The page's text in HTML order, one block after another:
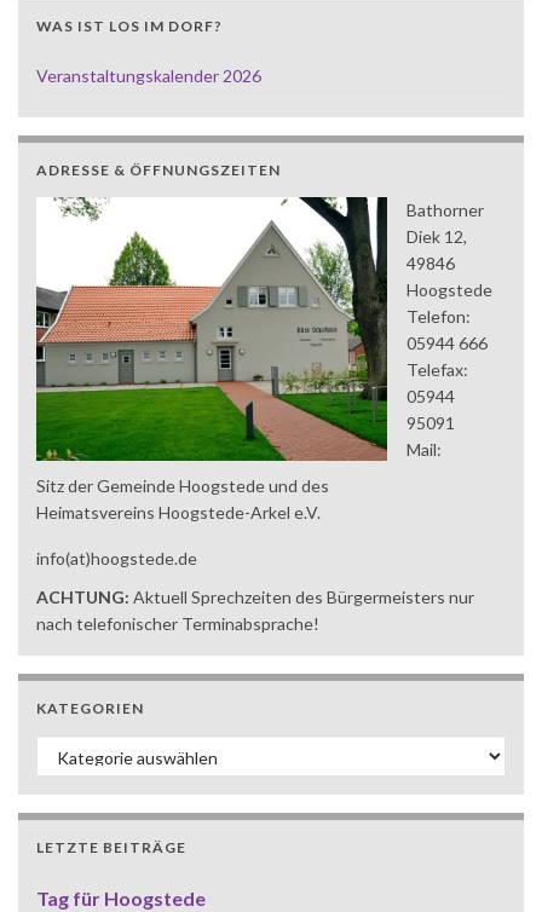
WAS IST LOS IM DORF?
Veranstaltungskalender 2026
ADRESSE & ÖFFNUNGSZEITEN
Sitz der Gemeinde Hoogstede und des
Heimatsvereins Hoogstede-Arkel e.V.
Bathorner
Diek 12,
49846
Hoogstede
Telefon:
05944 666
Telefax:
05944
95091
Mail:
info(at)hoogstede.de
ACHTUNG: Aktuell Sprechzeiten des Bürgermeisters nur
nach telefonischer Terminabsprache!
KATEGORIEN
Kategorien
LETZTE BEITRÄGE
Tag für Hoogstede